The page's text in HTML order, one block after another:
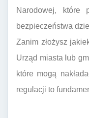
Narodowej, które
bezpieczeństwa
Zanim złożysz
Urząd miasta lub
które mogą
regulacji to